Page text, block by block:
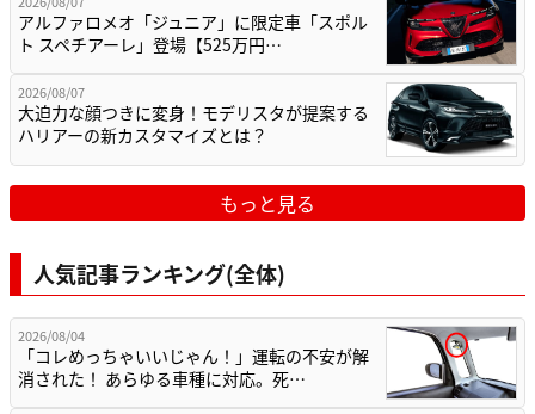
アルファロメオ「ジュニア」に限定車「スポル
ト スペチアーレ」登場【525万円…
2026/08/07
大迫力な顔つきに変身！モデリスタが提案する
ハリアーの新カスタマイズとは？
もっと見る
人気記事ランキング(全体)
2026/08/04
「コレめっちゃいいじゃん！」運転の不安が解
消された！ あらゆる車種に対応。死…